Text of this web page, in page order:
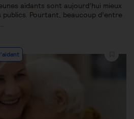
aidants sont aujourd’hui mieux
Pourtant, beaucoup d’entre